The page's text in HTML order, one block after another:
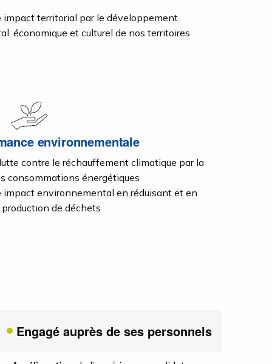
impact territorial par le développement
économique et culturel de nos territoires
environnementale
contre le réchauffement climatique par la
consommations énergétiques
impact environnemental en réduisant et en
de déchets
Engagé auprès de ses personnels